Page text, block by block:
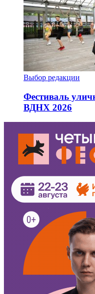
Выбор редакции
Фестиваль
ВДНХ 2026